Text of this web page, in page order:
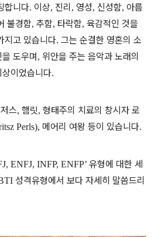
합니다. 이상, 진리 , 영성, 신성함, 아름
불경함, 추함, 타락함, 육감적인 것을
지고 있습니다. 그는 순결한 영혼의 소
도우며, 위안을 주는 음악과 노래의
이었습니다.
스, 햄릿, 형태주의 치료의 창시자 로
Perls), 메어리 여왕 등이 있습니다.
ENFJ, INFP, ENFP’ 유형에 대한 세
성격유형에서 보다 자세히 말씀드리